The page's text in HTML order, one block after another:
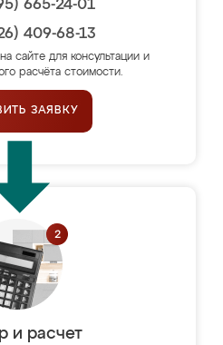
665-24-01
409-68-13
сайте для консультации и
расчёта стоимости.
ЗАЯВКУ
и расчет